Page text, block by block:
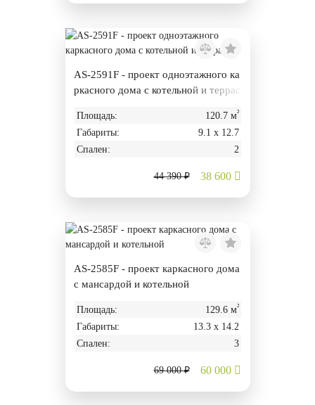
AS-2591F - проект одноэтажного ка
ркасного дома с котельной и террас
Площадь: 120.7 м²
Габариты:
9.1 х 12.7
Спален:
2
44 390 ₽ 38 600
AS-2585F - проект каркасного дома
с мансардой и котельной
Площадь: 129.6 м²
Габариты:
13.3 х 14.2
Спален:
3
69 000 ₽ 60 000